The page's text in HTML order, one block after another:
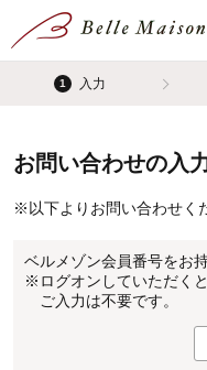
1 入力
お問い合わせの入
※ 以下よりお問い合わせく
ベルメゾン会員番号をお
※ ログオンしていただく
ご入力は不要です。